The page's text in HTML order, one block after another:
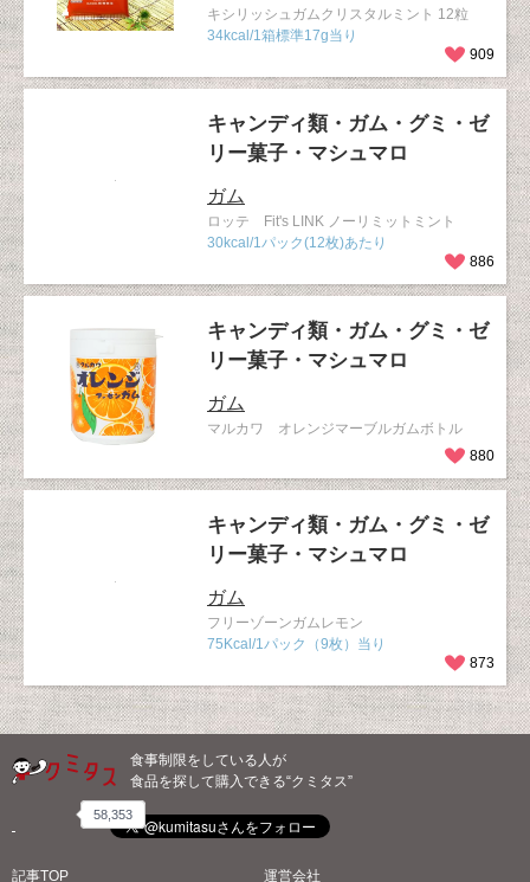
キシリッシュガムクリスタルミント 12粒
34kcal/1箱標準17g当り
909
キャンディ類・ガム・グミ・ゼ
リー菓子・マシュマロ
ガム
ロッテ Fit's LINK ノーリミットミント
30kcal/1パック(12枚)あたり
886
キャンディ類・ガム・グミ・ゼ
リー菓子・マシュマロ
ガム
マルカワ オレンジマーブルガムボトル
880
キャンディ類・ガム・グミ・ゼ
リー菓子・マシュマロ
ガム
フリーゾーンガムレモン
75Kcal/1パック（9枚）当り
873
食事制限をしている人が
食品を探して購入できる“クミタス”
58,353
記事TOP 運営会社